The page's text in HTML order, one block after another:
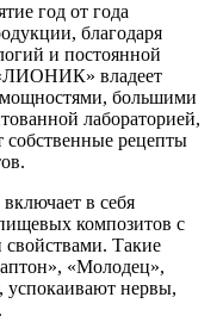
год от года
благодаря
и постоянной
владеет
большими
лабораторией,
собственные рецепты
в себя
композитов с
свойствами. Такие
«Молодец»,
успокаивают нервы,